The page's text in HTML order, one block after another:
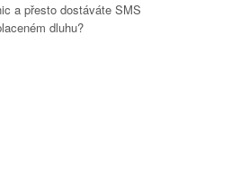
a přesto dostáváte SMS
dluhu?